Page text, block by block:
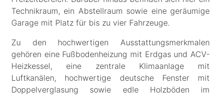
Technikraum, ein Abstellraum sowie eine geräumige
Garage mit Platz für bis zu vier Fahrzeuge.
Zu den hochwertigen Ausstattungsmerkmalen
gehören eine Fußbodenheizung mit Erdgas und ACV-
Heizkessel, eine zentrale Klimaanlage mit
Luftkanälen, hochwertige deutsche Fenster mit
Doppelverglasung sowie edle Holzböden im